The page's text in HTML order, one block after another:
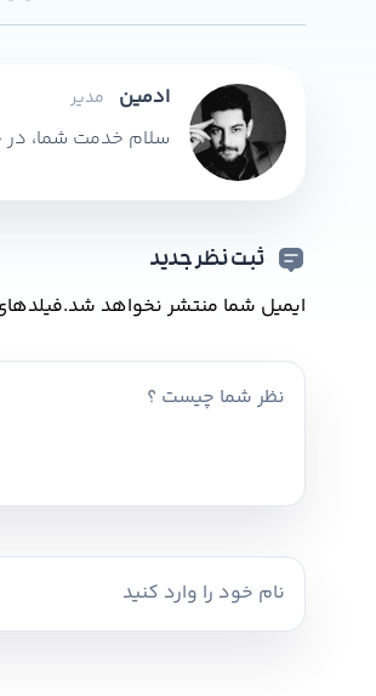
ادمین مدیر
سلام خدمت شما،
ثبت نظر جدید
ایمیل شما منتشر نخواهد شد.